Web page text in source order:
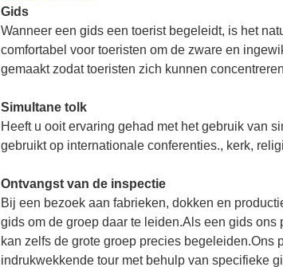
Gids
Wanneer een gids een toerist begeleidt, is het
comfortabel voor toeristen om de zware en
gemaakt zodat toeristen zich kunnen
Simultane tolk
Heeft u ooit ervaring gehad met het gebruik van
gebruikt op internationale conferenties., kerk,
Ontvangst van de inspectie
Bij een bezoek aan fabrieken, dokken en
gids om de groep daar te leiden.Als een gids
kan zelfs de grote groep precies begeleiden.Ons
indrukwekkende tour met behulp van specifieke